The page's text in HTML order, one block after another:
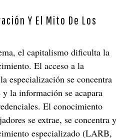
Y El Mito De Los
el capitalismo dificulta la
El acceso a la
especialización se concentra
la información se acapara
El conocimiento
se extrae, se concentra y
especializado (LARB,